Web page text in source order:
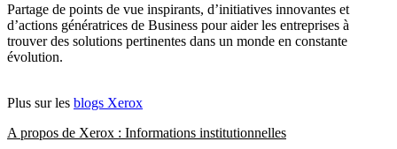
Partage de points de vue inspirants, d’initiatives innovantes et
d’actions génératrices de Business pour aider les entreprises à
trouver des solutions pertinentes dans un monde en constante
évolution.
Plus sur les blogs Xerox
A propos de Xerox : Informations institutionnelles